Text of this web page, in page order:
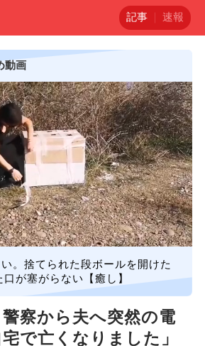
記事 速報
動画
。捨てられた段ボールを開けた
が塞がらない【癒し】
察から夫へ突然の電
で亡くなりました」